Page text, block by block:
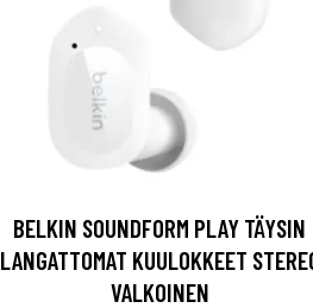
BELKIN SOUNDFORM PLAY TÄYSIN
LANGATTOMAT KUULOKKEET
VALKOINEN